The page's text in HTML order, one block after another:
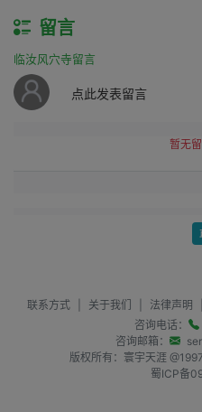
留言
临汝风穴寺留言
点此发表留言
暂无
联系方式 关于我们 法律声明
咨询电话：
咨询邮箱：
版权所有：寰宇天涯
蜀ICP备